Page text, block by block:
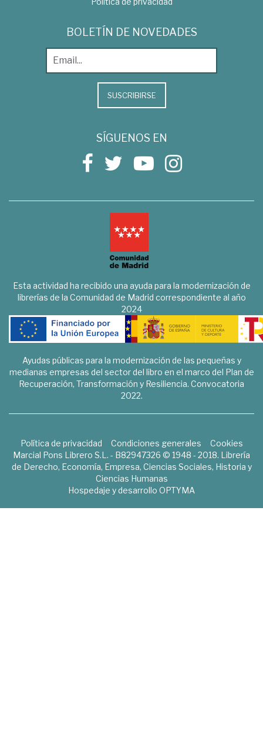
BOLETÍN DE NOVEDADES
SUSCRIBIRSE
SÍGUENOS EN
Esta actividad ha recibido una ayuda para la modernización de
librerías de la Comunidad de Madrid correspondiente al año
2024
Ayudas públicas para la modernización de las pequeñas y
medianas empresas del sector del libro en el marco del Plan de
Recuperación, Transformación y Resiliencia. Convocatoria
2022.
Política de privacidad Condiciones generales
Cookies
Marcial Pons Librero S.L. - B82947326 © 1948 - 2018. Librería
de Derecho, Economía, Empresa, Ciencias Sociales, Historia y
Ciencias Humanas
Hospedaje y desarrollo OPTYMA